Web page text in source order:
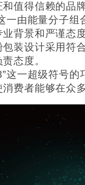
值得信赖的品
一由能量分子
背景和严谨态
装设计采用符
态度。
这一超级符号
费者能够在众